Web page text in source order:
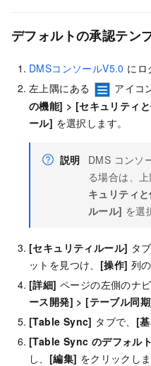
デフォルトの承認テン
DMSコンソールV5.0 にロ
左上隅にある
アイコ
の機能] > [セキュリティ
ール] を選択します。
説明
DMS コンソ
る場合は、
キュリティ
ルール] を選
[セキュリティルール] タ
ットを見つけ、 [操作] 列の
[詳細] ページの左側のナ
ース開発] > [テーブル同
[Table Sync] タブで、 [
[Table Sync のデフォル
し、 [編集] をクリックしま